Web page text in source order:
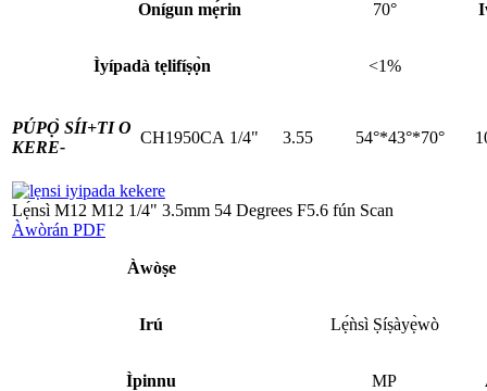
Onígun mẹ́rin 70°
Ìyípadà tẹlifíṣọ̀n <1%
PÚPỌ̀ SÍI+TI O
KERE-
CH1950CA 1/4" 3.55 54°*43°*70°
Lẹ́nsì M12 M12 1/4" 3.5mm 54 Degrees F5.6 fún Scan
Àwòrán PDF
Àwòṣe
Irú Lẹ́ǹsì Ṣíṣàyẹ̀wò
Ìpinnu MP